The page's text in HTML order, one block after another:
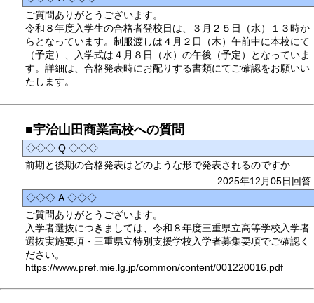
ご質問ありがとうございます。
令和８年度入学生の合格者登校日は、３月２５日（水）１３時か
らとなっています。制服渡しは４月２日（木）午前中に本校にて
（予定）、入学式は４月８日（水）の午後（予定）となっていま
す。詳細は、合格発表時にお配りする書類にてご確認をお願いい
たします。
■宇治山田商業高校への質問
◇◇◇ Q ◇◇◇
前期と後期の合格発表はどのような形で発表されるのですか
2025年12月05日回答
◇◇◇ A ◇◇◇
ご質問ありがとうございます。
入学者選抜につきましては、令和８年度三重県立高等学校入学者
選抜実施要項・三重県立特別支援学校入学者募集要項でご確認く
ださい。
https://www.pref.mie.lg.jp/common/content/001220016.pdf